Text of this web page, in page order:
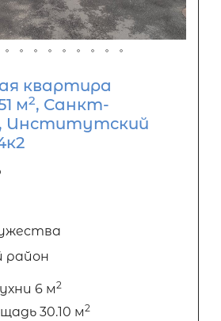
квартира
м2, Санкт-
Институтский
район
6 м2
30.10 м2